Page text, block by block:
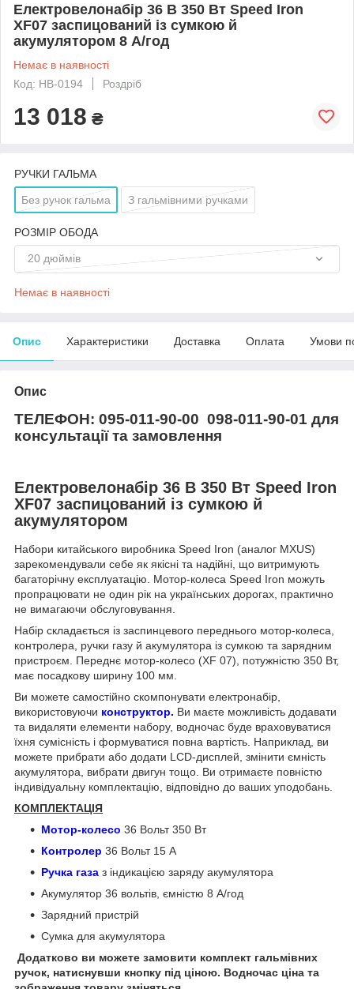
Електровелонабір 36 В 350 Вт Speed Iron
XF07 заспицований із сумкою й
акумулятором 8 А/год
Немає в наявності
Код: НВ-0194
Роздріб
13 018 ₴
РУЧКИ ГАЛЬМА
Без ручок гальма З гальмівними ручками
РОЗМІР ОБОДА
20 дюймів
Немає в наявності
Опис Характеристики Доставка Оплата Умови
Опис
ТЕЛЕФОН: 095-011-90-00 098-011-90-01 для
консультації та замовлення
Електровелонабір 36 В 350 Вт Speed Iron
XF07 заспицований із сумкою й
акумулятором
Набори китайського виробника Speed Iron (аналог MXUS)
зарекомендували себе як якісні та надійні, що витримують
багаторічну експлуатацію. Мотор-колеса Speed Iron можуть
пропрацювати не один рік на українських дорогах, практично
не вимагаючи обслуговування.
Набір складається із заспинцевого переднього мотор-колеса,
контролера, ручки газу й акумулятора із сумкою та зарядним
пристроєм. Переднє мотор-колесо (XF 07), потужністю 350 Вт,
має посадкову ширину 100 мм.
Ви можете самостійно скомпонувати електронабір,
використовуючи конструктор. Ви маєте можливість додавати
та видаляти елементи набору, водночас буде враховуватися
їхня сумісність і формуватися повна вартість. Наприклад, ви
можете прибрати або додати LCD-дисплей, змінити ємність
акумулятора, вибрати двигун тощо. Ви отримаєте повністю
індивідуальну комплектацію, відповідно до ваших уподобань.
КОМПЛЕКТАЦІЯ
Мотор-колесо 36 Вольт 350 Вт
Контролер 36 Вольт 15 А
Ручка газа з індикацією заряду акумулятора
Акумулятор 36 вольтів, ємністю 8 А/год
Зарядний пристрій
Сумка для акумулятора
Додатково ви можете замовити комплект гальмівних
ручок, натиснувши кнопку під ціною. Водночас ціна та